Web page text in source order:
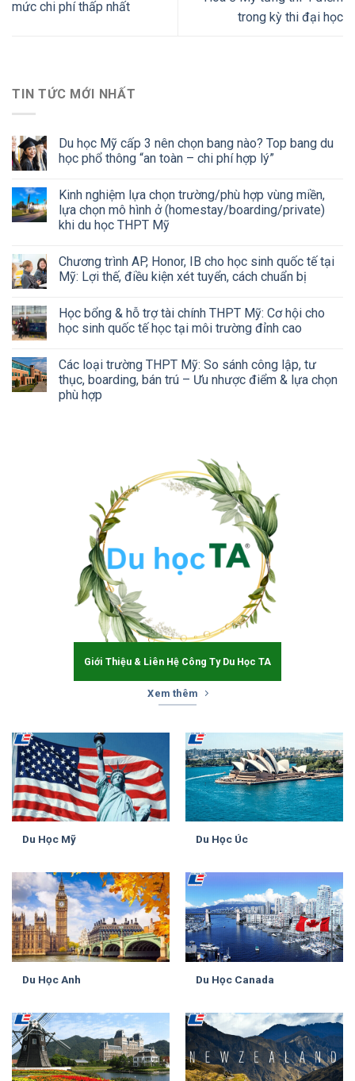
mức chi phí thấp nhất
trong kỳ thi đại học
TIN TỨC MỚI NHẤT
Du học Mỹ cấp 3 nên chọn bang nào? Top bang du
học phổ thông “an toàn – chi phí hợp lý”
Kinh nghiệm lựa chọn trường/phù hợp vùng miền,
lựa chọn mô hình ở (homestay/boarding/private)
khi du học THPT Mỹ
Chương trình AP, Honor, IB cho học sinh quốc tế tại
Mỹ: Lợi thế, điều kiện xét tuyển, cách chuẩn bị
Học bổng & hỗ trợ tài chính THPT Mỹ: Cơ hội cho
học sinh quốc tế học tại môi trường đỉnh cao
Các loại trường THPT Mỹ: So sánh công lập, tư
thục, boarding, bán trú – Ưu nhược điểm & lựa chọn
phù hợp
Giới Thiệu & Liên Hệ Công Ty Du Học TA
Xem thêm
Du Học Mỹ Du Học Úc
Du Học Anh Du Học Canada